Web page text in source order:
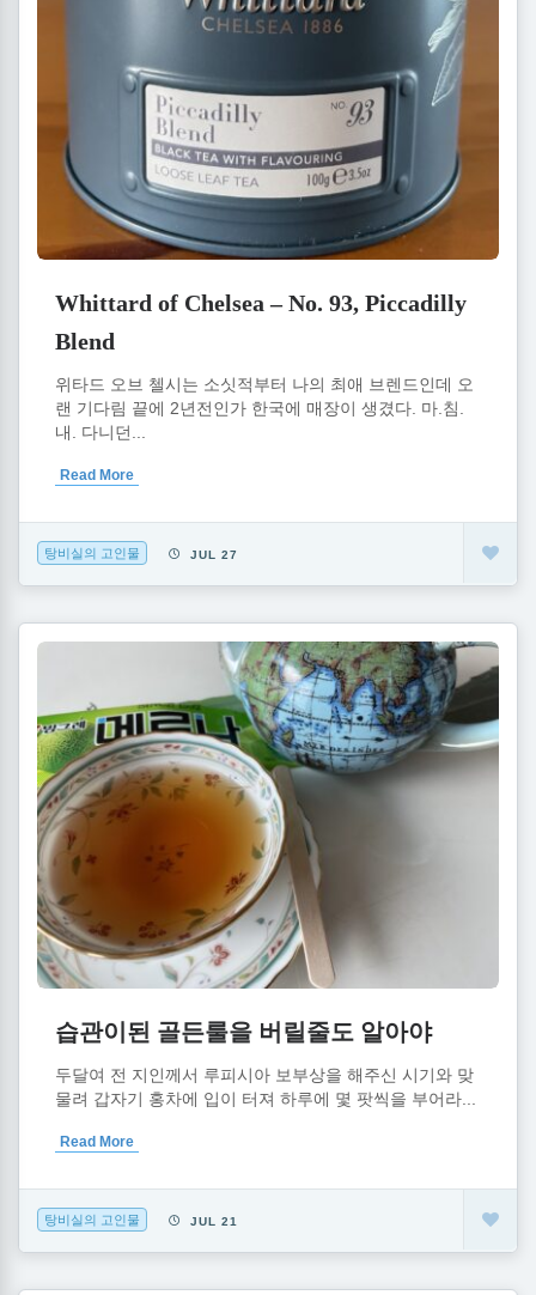
Whittard of Chelsea – No. 93, Piccadilly
Blend
위타드 오브 첼시는 소싯적부터 나의 최애 브렌드인데 오
랜 기다림 끝에 2년전인가 한국에 매장이 생겼다. 마.침.
내. 다니던...
Read More
탕비실의 고인물 JUL 27
습관이된 골든룰을 버릴줄도 알아야
두달여 전 지인께서 루피시아 보부상을 해주신 시기와 맞
물려 갑자기 홍차에 입이 터져 하루에 몇 팟씩을 부어라...
Read More
탕비실의 고인물 JUL 21